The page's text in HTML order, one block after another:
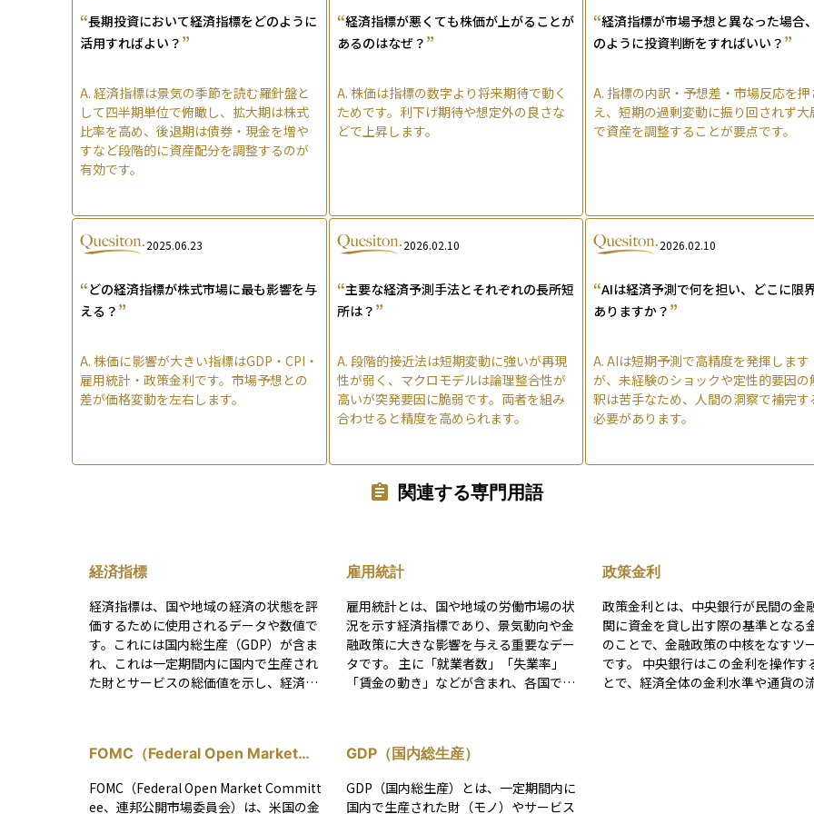
“長期投資において経済指標をどのように
活用すればよい？ ”
A. 経済指標は景気の季節を読む羅針盤と
して四半期単位で俯瞰し、拡大期は株式
比率を高め、後退期は債券・現金を増や
すなど段階的に資産配分を調整するのが
有効です。
“経済指標が悪くても株価が上がることが
あるのはなぜ？ ”
A. 株価は指標の数字より将来期待で動く
ためです。利下げ期待や想定外の良さな
どで上昇します。
“経済指標が市場予想と異なった場合
のように投資判断をすればいい？ ”
A. 指標の内訳・予想差・市場反応を押
え、短期の過剰変動に振り回されず大
で資産を調整することが要点です。
2025.06.23
“どの経済指標が株式市場に最も影響を与
える？ ”
A. 株価に影響が大きい指標はGDP・CPI・
雇用統計・政策金利です。市場予想との
差が価格変動を左右します。
2026.02.10
“主要な経済予測手法とそれぞれの長所短
所は？ ”
A. 段階的接近法は短期変動に強いが再現
性が弱く、マクロモデルは論理整合性が
高いが突発要因に脆弱です。両者を組み
合わせると精度を高められます。
2026.02.10
“AIは経済予測で何を担い、どこに限
ありますか？ ”
A.AIは短期予測で高精度を発揮します
が、未経験のショックや定性的要因の
釈は苦手なため、人間の洞察で補完す
必要があります。
関連する専門用語
経済指標
経済指標は、国や地域の経済の状態を評
価するために使用されるデータや数値で
す。これには国内総生産（GDP）が含ま
れ、これは一定期間内に国内で生産され
た財とサービスの総価値を示し、経済の
割合を示し、経済の健康状態を反映しま
し、消費者物価指数（CPI）に基づいて算
雇用統計
雇用統計とは、国や地域の労働市場の状
況を示す経済指標であり、景気動向や金
融政策に大きな影響を与える重要なデー
タです。 主に「就業者数」「失業率」
「賃金の動き」などが含まれ、各国で毎
邦準備制度理事会（FRB）の金利判断に
省が「労働力調査」を発表し、失業率や
政策金利
政策金利とは、中央銀行が民間の金
関に資金を貸し出す際の基準となる
のことで、金融政策の中核をなすツ
です。 中央銀行はこの金利を操作するこ
とで、経済全体の金利水準や通貨の
FOMC（Federal Open Market
FOMC（Federal Open Market Committ
ee、連邦公開市場委員会）は、米国の金
GDP（国内総生産）
GDP（国内総生産）とは、一定期間内に
国内で生産された財（モノ）やサービス